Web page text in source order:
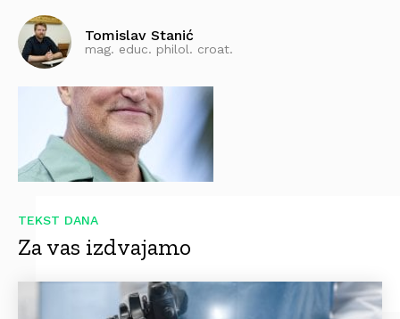
Tomislav Stanić
mag. educ. philol. croat.
TEKST DANA
Za vas izdvajamo